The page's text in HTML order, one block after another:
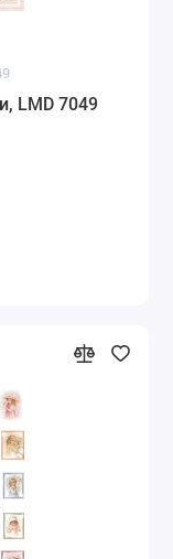
LMD 7049